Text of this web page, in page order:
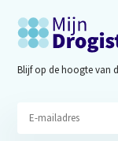
Blijf op de hoogte van